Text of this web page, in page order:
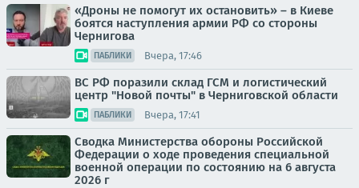
«Дроны не помогут их остановить» – в Киеве
боятся наступления армии РФ со стороны
Чернигова
ПАБЛИКИ Вчера, 17:46
ВС РФ поразили склад ГСМ и логистический
центр "Новой почты" в Черниговской области
ПАБЛИКИ Вчера, 17:41
Сводка Министерства обороны Российской
Федерации о ходе проведения специальной
военной операции по состоянию на 6 августа
2026 г